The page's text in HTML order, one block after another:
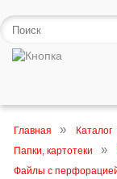
Главная Каталог
Папки, картотеки
Файлы с